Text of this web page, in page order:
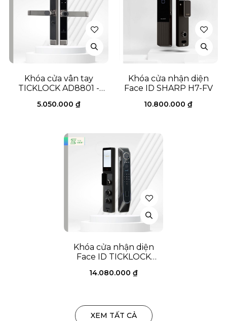
Khóa cửa vân tay
TICKLOCK AD8801 -
5.050.000 ₫
Khóa cửa nhận diện
Face ID SHARP H7-FV
10.800.000₫
Khóa cửa nhận diện
Face ID TICKLOCK
14.080.000 ₫
XEM TẤT CẢ